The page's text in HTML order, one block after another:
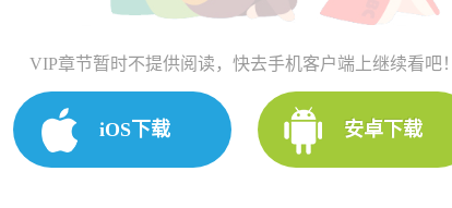
VIP章节暂时不提供阅读，快去手机客户端上继续看吧！
iOS下载 安卓下载